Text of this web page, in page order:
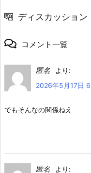
ディスカッション
コメント一覧
匿名
より:
2026年5月17日
でもそんなの関係ねえ
匿名
より: